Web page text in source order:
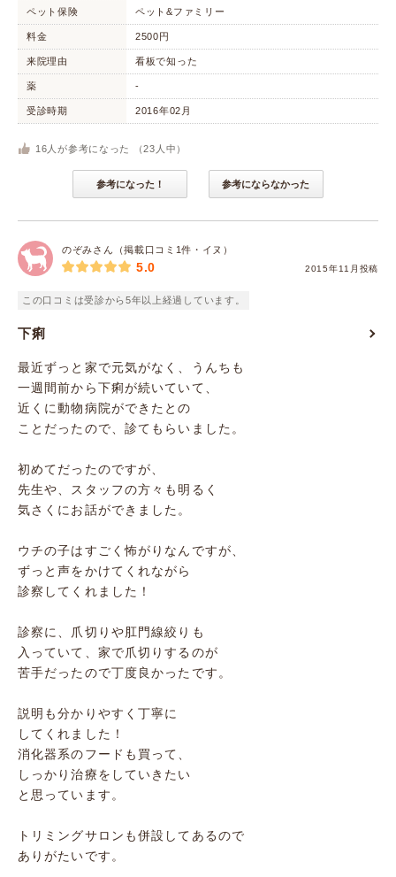
ペット保険 ペット&ファミリー
料金 2500円
来院理由 看板で知った
薬 -
受診時期 2016年02月
16 人が参考になった （23 人中）
参考になった！ 参考にならなかった
のぞみさん（掲載口コミ1件・イヌ）
2015年11月投稿
5.0
この口コミは受診から5年以上経過しています。
下痢
最近ずっと家で元気がなく、うんちも
一週間前から下痢が続いていて、
近くに動物病院ができたとの
ことだったので、診てもらいました。
初めてだったのですが、
先生や、スタッフの方々も明るく
気さくにお話ができました。
ウチの子はすごく怖がりなんですが、
ずっと声をかけてくれながら
診察してくれました！
診察に、爪切りや肛門線絞りも
入っていて、家で爪切りするのが
苦手だったので丁度良かったです。
説明も分かりやすく丁寧に
してくれました！
消化器系のフードも買って、
しっかり治療をしていきたい
と思っています。
トリミングサロンも併設してあるので
ありがたいです。